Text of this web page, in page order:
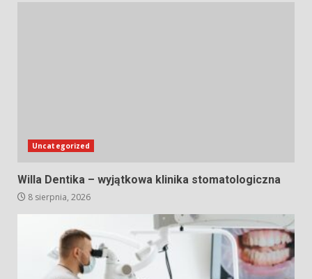
Uncategorized
Willa Dentika – wyjątkowa klinika stomatologiczna
8 sierpnia, 2026